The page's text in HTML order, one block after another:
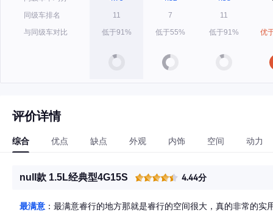
同级车排名
与同级车对比
11
低于91%
7
低于55%
11
低于91%
优
评价详情
综合 优点 缺点 外观 内饰 空间 动力
null款 1.5L经典型4G15S 4.44分
最满意 ：最满意睿行的地方那就是睿行的空间很大，真的非常的